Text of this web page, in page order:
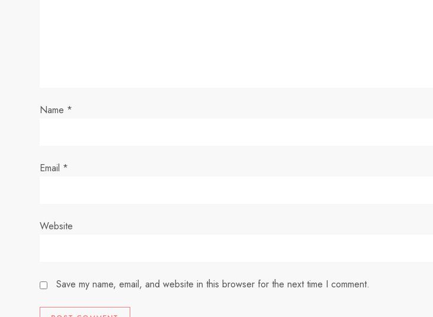
Name *
Email *
Website
Save my name, email, and website in this browser for the next time I comment.